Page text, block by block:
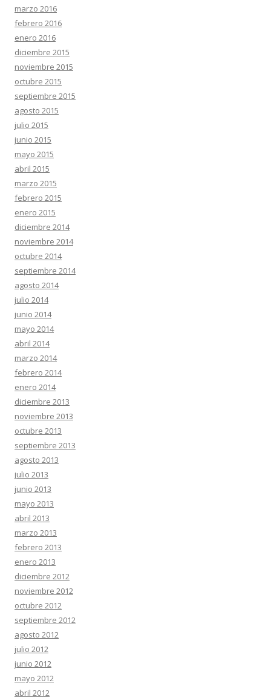
marzo 2016
febrero 2016
enero 2016
diciembre 2015
noviembre 2015
octubre 2015
septiembre 2015
agosto 2015
julio 2015
junio 2015
mayo 2015
abril 2015
marzo 2015
febrero 2015
enero 2015
diciembre 2014
noviembre 2014
octubre 2014
septiembre 2014
agosto 2014
julio 2014
junio 2014
mayo 2014
abril 2014
marzo 2014
febrero 2014
enero 2014
diciembre 2013
noviembre 2013
octubre 2013
septiembre 2013
agosto 2013
julio 2013
junio 2013
mayo 2013
abril 2013
marzo 2013
febrero 2013
enero 2013
diciembre 2012
noviembre 2012
octubre 2012
septiembre 2012
agosto 2012
julio 2012
junio 2012
mayo 2012
abril 2012